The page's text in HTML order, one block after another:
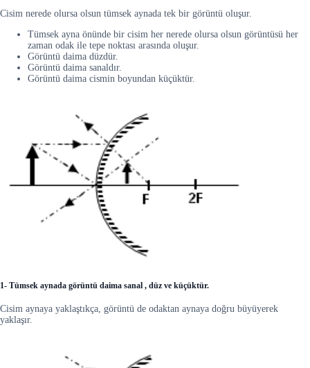
Cisim nerede olursa olsun tümsek aynada tek bir görüntü oluşur.
Tümsek ayna önünde bir cisim her nerede olursa olsun görüntüsü her
zaman odak ile tepe noktası arasında oluşur.
Görüntü daima düzdür.
Görüntü daima sanaldır.
Görüntü daima cismin boyundan küçüktür.
1- Tümsek aynada görüntü daima sanal , düz ve küçüktür.
Cisim aynaya yaklaştıkça, görüntü de odaktan aynaya doğru büyüyerek
yaklaşır.